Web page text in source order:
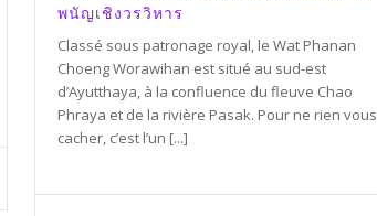
พนัญเชิงวรวิหาร
Classé sous patronage royal, le Wat Phanan
Choeng Worawihan est situé au sud-est
d’Ayutthaya, à la confluence du fleuve Chao
Phraya et de la rivière Pasak. Pour ne rien vous
cacher, c’est l’un [...]